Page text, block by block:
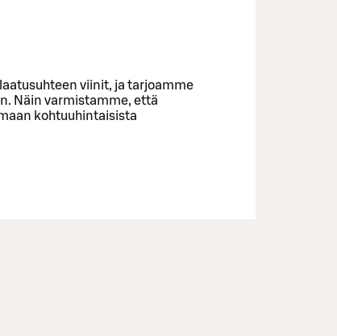
viinit, ja tarjoamme
Näin varmistamme, että
kohtuuhintaisista